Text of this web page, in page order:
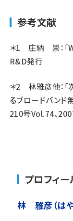
参考文献
＊1 庄納 崇：「
R&D発行
＊2 林雅彦他：「
るブロードバンド
210号Vol.74、
プロフィー
林 雅彦（は